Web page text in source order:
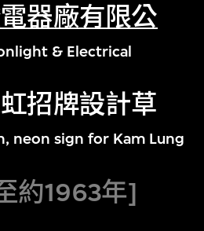
器廠有限公
& Electrical
招牌設計草
neon sign for Kam Lung
約1963年]